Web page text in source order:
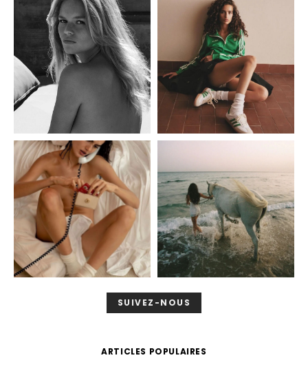
SUIVEZ-NOUS
ARTICLES POPULAIRES